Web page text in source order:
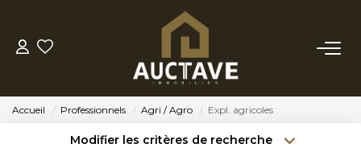
ACHETER
Accueil Professionnels Agri / Agro Expl. agricoles
Modifier les critères de recherche